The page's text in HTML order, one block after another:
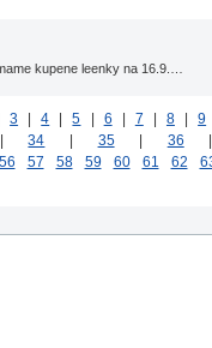
kupene leenky na 16.9.…
3 4 5 6 7 8
9
34 35 36
56 57 58 59 60 61 62